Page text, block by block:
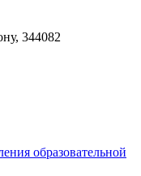
344082
образовательной